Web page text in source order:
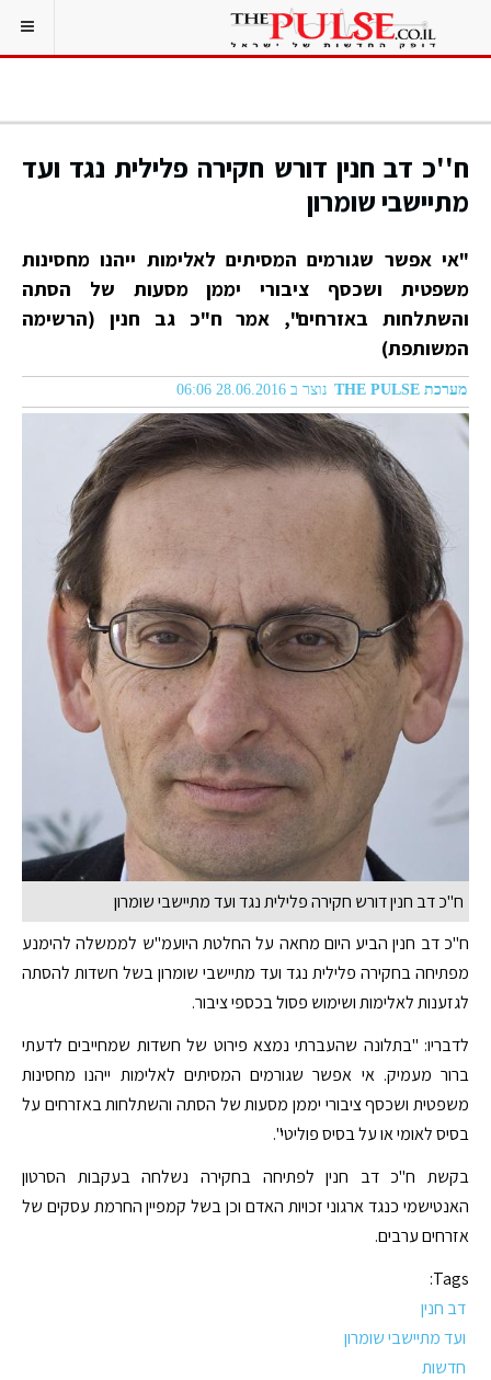
ח''כ דב חנין דורש חקירה פלילית נגד ועד
מתיישבי שומרון
"אי אפשר שגורמים המסיתים לאלימות ייהנו מחסינות
משפטית ושכסף ציבורי יממן מסעות של הסתה
והשתלחות באזרחים", אמר ח"כ גב חנין (הרשימה
המשותפת)
מערכת THE PULSE נוצר ב 28.06.2016 06:06
ח''כ דב חנין דורש חקירה פלילית נגד ועד מתיישבי שומרון
ח"כ דב חנין הביע היום מחאה על החלטת היועמ"ש לממשלה להימנע
מפתיחה בחקירה פלילית נגד ועד מתיישבי שומרון בשל חשדות להסתה
לגזענות לאלימות ושימוש פסול בכספי ציבור.
לדבריו: "בתלונה שהעברתי נמצא פירוט של חשדות שמחייבים לדעתי
ברור מעמיק. אי אפשר שגורמים המסיתים לאלימות ייהנו מחסינות
משפטית ושכסף ציבורי יממן מסעות של הסתה והשתלחות באזרחים על
בסיס לאומי או על בסיס פוליטי".
בקשת ח"כ דב חנין לפתיחה בחקירה נשלחה בעקבות הסרטון
האנטישמי כנגד ארגוני זכויות האדם וכן בשל קמפיין החרמת עסקים של
אזרחים ערבים.
Tags:
דב חנין
ועד מתיישבי שומרון
חדשות